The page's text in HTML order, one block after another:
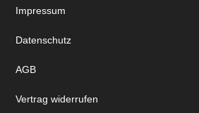
Impressum
Datenschutz
AGB
Vertrag widerrufen